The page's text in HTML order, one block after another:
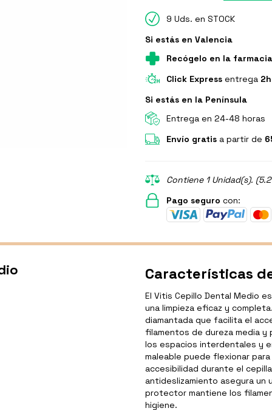
9 Uds. en STOCK
Si estás en Valencia
Recógelo en la farmacia
Click Express entrega 2h
Si estás en la Península
Entrega en 24-48 horas
Envío gratis a partir de
Contiene 1 Unidad(s).
Pago seguro con:
Características
El Vitis Cepillo Dental Medio
una limpieza eficaz y
diamantada que facilita el
filamentos de dureza media y
los espacios interdentales y
maleable puede flexionar
accesibilidad durante el
antideslizamiento asegura un
protector mantiene los
higiene.